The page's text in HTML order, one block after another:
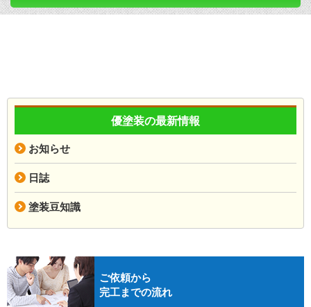
優塗装の最新情報
お知らせ
日誌
塗装豆知識
ご依頼から
完工までの流れ